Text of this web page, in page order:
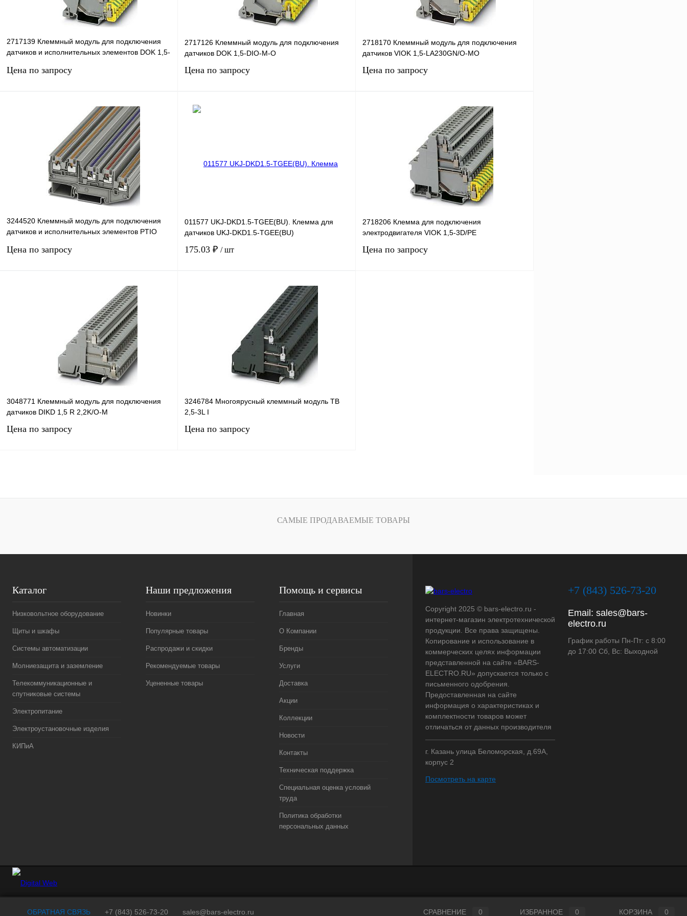
2717139 Клеммный модуль для подключения
датчиков и исполнительных элементов DOK 1,5-
Цена по запросу
Запросить цену
Сравнение
Под заказ
2717126 Клеммный модуль для подключения
датчиков DOK 1,5-DIO-M-O
Цена по запросу
2718170 Клеммный модуль для подключения
датчиков VIOK 1,5-LA230GN/O-MO
Цена по запросу
Запросить цену
Сравнение
Под заказ
3244520 Клеммный модуль для подключения
датчиков и исполнительных элементов PTIO
Цена по запросу
Запросить цену
Сравнение
Под заказ
011577 UKJ-DKD1.5-TGEE(BU). Клемма для
датчиков UKJ-DKD1.5-TGEE(BU)
175.03 ₽ / шт
В корзину
Сравнение
Под заказ
2718206 Клемма для подключения
электродвигателя VIOK 1,5-3D/PE
Цена по запросу
3048771 Клеммный модуль для подключения
датчиков DIKD 1,5 R 2,2K/O-M
Цена по запросу
Купить в 1 клик Сравнение
3246784 Многоярусный клеммный модуль TB
2,5-3L I
Цена по запросу
Купить в 1 клик Сравнение
САМЫЕ ПРОДАВАЕМЫЕ ТОВАРЫ
Каталог
Низковольтное оборудование
Щиты и шкафы
Системы автоматизации
Молниезащита и заземление
Телекоммуникационные и
спутниковые системы
Электропитание
Электроустановочные изделия
КИПиА
Наши предложения
Новинки
Популярные товары
Распродажи и скидки
Рекомендуемые товары
Уцененные товары
Помощь и сервисы
Главная
О Компании
Бренды
Услуги
Доставка
Акции
Коллекции
Новости
Контакты
Техническая поддержка
Специальная оценка условий
труда
Политика обработки
персональных данных
Copyright 2025 © bars-electro.ru -
интернет-магазин электротехнической
продукции. Все права защищены.
Копирование и использование в
коммерческих целях информации
представленной на сайте «BARS-
ELECTRO.RU» допускается только с
письменного одобрения.
Предоставленная на сайте
информация о характеристиках и
комплектности товаров может
отличаться от данных производителя
г. Казань улица Беломорская, д.69А,
корпус 2
Посмотреть на карте
+7 (843) 526-73-20
Email: sales@bars-
electro.ru
График работы Пн-Пт: с 8:00
до 17:00 Сб, Вс: Выходной
ОБРАТНАЯ СВЯЗЬ +7 (843) 526-73-20 sales@bars-electro.ru СРАВНЕНИЕ 0 ИЗБРАННОЕ 0 КОРЗИНА 0